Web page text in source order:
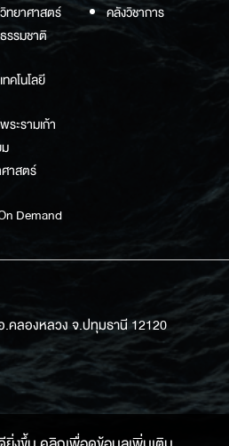
ยาศาสตร์
รมชาติ
โนโลยี
รามเก้า
าสตร์
Demand
คลังวิชาการ
คลองหลวง จ.ปทุมธานี 12120